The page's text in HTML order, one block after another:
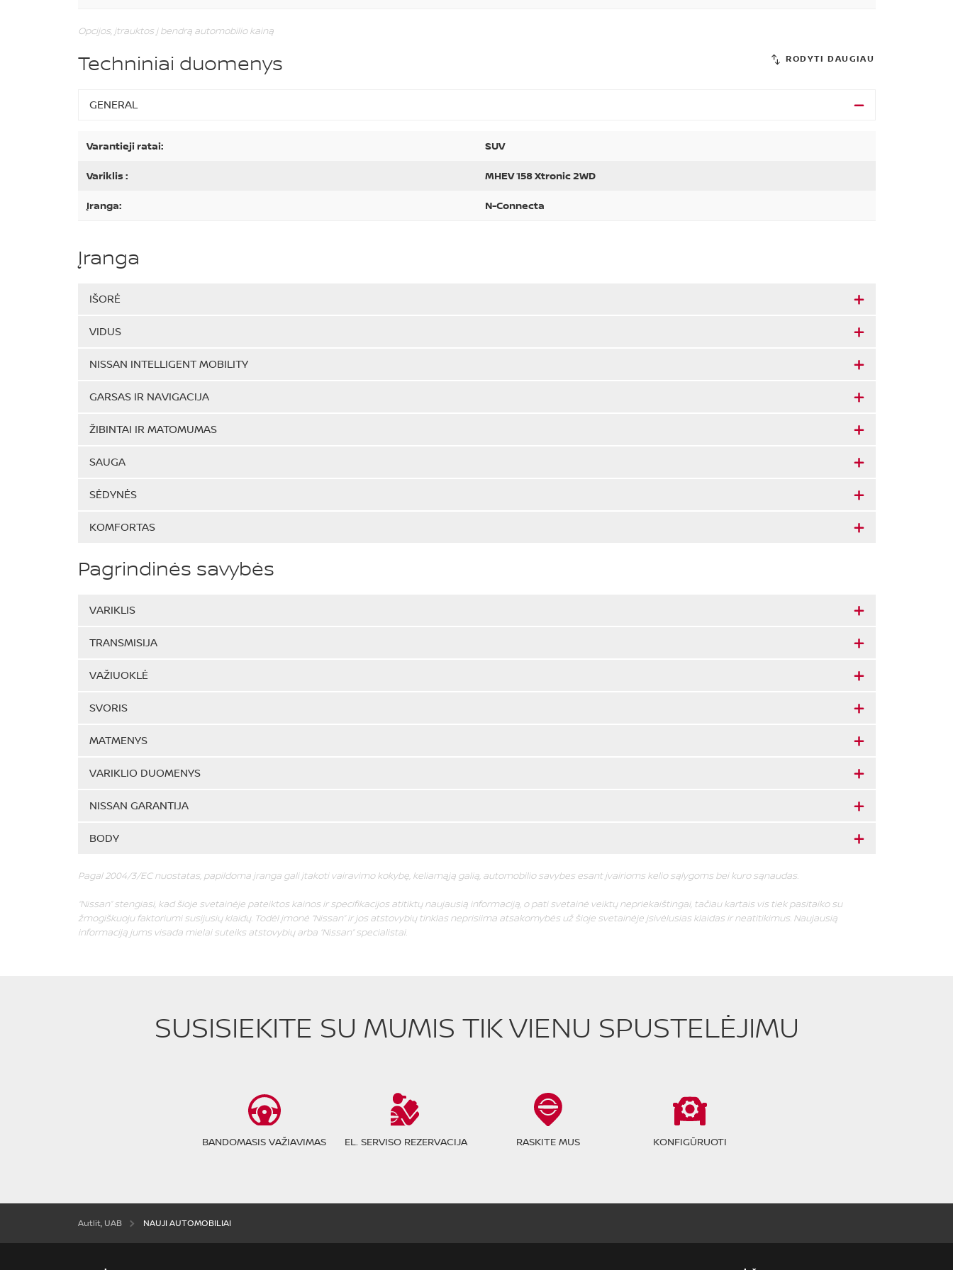
Opcijos, įtrauktos į bendrą automobilio kainą
Techniniai duomenys
GENERAL
Varantieji ratai: SUV
Variklis : MHEV 158 Xtronic 2WD
Įranga: N-Connecta
Įranga
IŠORĖ
VIDUS
NISSAN INTELLIGENT MOBILITY
GARSAS IR NAVIGACIJA
ŽIBINTAI IR MATOMUMAS
SAUGA
SĖDYNĖS
KOMFORTAS
Pagrindinės savybės
VARIKLIS
TRANSMISIJA
VAŽIUOKLĖ
SVORIS
MATMENYS
VARIKLIO DUOMENYS
NISSAN GARANTIJA
BODY
Pagal 2004/3/EC nuostatas, papildoma įranga gali įtakoti vairavimo kokybę, keliamąją galią, automobilio savybes esant įvairioms kelio sąlygoms bei kuro sąnaudas.
“Nissan” stengiasi, kad šioje svetainėje pateiktos kainos ir specifikacijos atitiktų naujausią informaciją, o pati svetainė veiktų nepriekaištingai, tačiau kartais vis tiek pasitaiko su
žmogiškuoju faktoriumi susijusių klaidų. Todėl įmonė “Nissan” ir jos atstovybių tinklas neprisiima atsakomybės už šioje svetainėje įsivėlusias klaidas ir neatitikimus. Naujausią
informaciją jums visada mielai suteiks atstovybių arba “Nissan” specialistai.
SUSISIEKITE SU MUMIS TIK VIENU SPUSTELĖJIMU
BANDOMASIS VAŽIAVIMAS EL. SERVISO REZERVACIJA RASKITE MUS KONFIGŪRUOTI
Autlit, UAB NAUJI AUTOMOBILIAI